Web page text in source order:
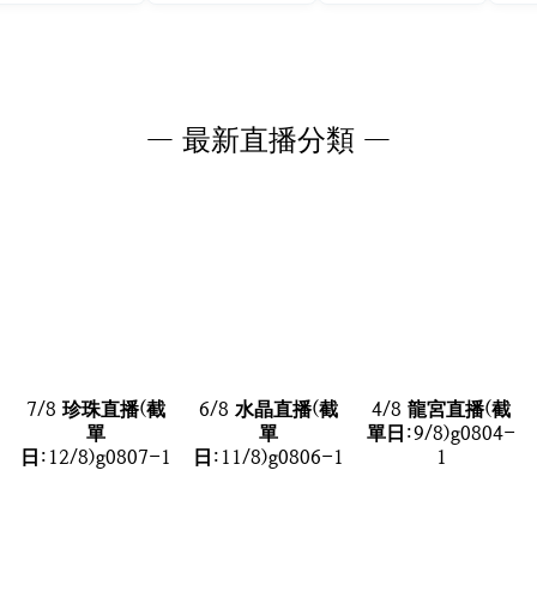
— 最新直播分類 —
7/8 珍珠直播(截
單
日:12/8)g0807-1
6/8 水晶直播(截
單
日:11/8)g0806-1
4/8 龍宮直播(截
單日:9/8)g0804-
1